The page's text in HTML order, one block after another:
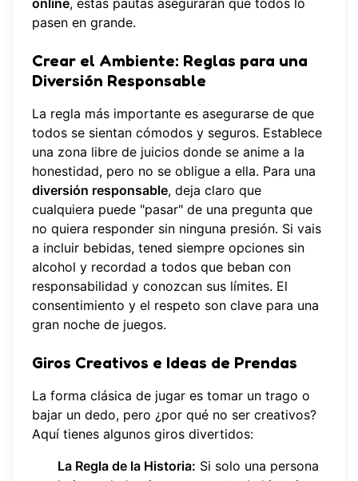
online, estas pautas asegurarán que todos lo
pasen en grande.
Crear el Ambiente: Reglas para una
Diversión Responsable
La regla más importante es asegurarse de que
todos se sientan cómodos y seguros. Establece
una zona libre de juicios donde se anime a la
honestidad, pero no se obligue a ella. Para una
diversión responsable, deja claro que
cualquiera puede "pasar" de una pregunta que
no quiera responder sin ninguna presión. Si vais
a incluir bebidas, tened siempre opciones sin
alcohol y recordad a todos que beban con
responsabilidad y conozcan sus límites. El
consentimiento y el respeto son clave para una
gran noche de juegos.
Giros Creativos e Ideas de Prendas
La forma clásica de jugar es tomar un trago o
bajar un dedo, pero ¿por qué no ser creativos?
Aquí tienes algunos giros divertidos:
La Regla de la Historia: Si solo una persona